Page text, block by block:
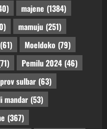
majene (1384)
mamuju (251)
(61) Moeldoko (79)
Pemilu 2024 (46)
sulbar (63)
mandar (53)
(367)